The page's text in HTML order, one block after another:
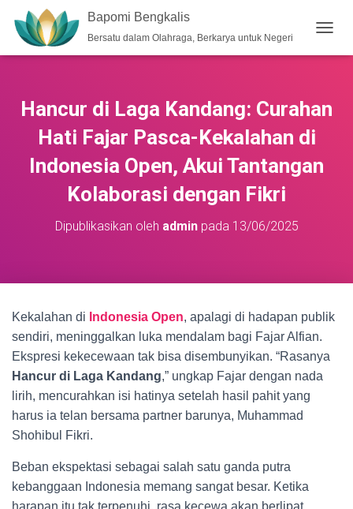
Bapomi Bengkalis
Bersatu dalam Olahraga, Berkarya untuk Negeri
O
E
Hancur di Laga Kandang: Curahan
Hati Fajar Pasca-Kekalahan di
Indonesia Open, Akui Tantangan
Kolaborasi dengan Fikri
Dipublikasikan oleh adminpada 13/06/2025
Kekalahan di Indonesia Open, apalagi di hadapan publik
sendiri, meninggalkan luka mendalam bagi Fajar Alfian.
Ekspresi kekecewaan tak bisa disembunyikan. “Rasanya
Hancur di Laga Kandang,” ungkap Fajar dengan nada
lirih, mencurahkan isi hatinya setelah hasil pahit yang
harus ia telan bersama partner barunya, Muhammad
Shohibul Fikri.
Beban ekspektasi sebagai salah satu ganda putra
kebanggaan Indonesia memang sangat besar. Ketika
harapan itu tak terpenuhi, rasa kecewa akan berlipat